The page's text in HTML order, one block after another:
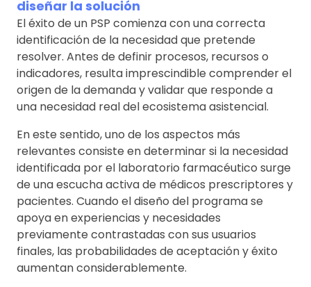
diseñar la solución
El éxito de un PSP comienza con una correcta
identificación de la necesidad que pretende
resolver. Antes de definir procesos, recursos o
indicadores, resulta imprescindible comprender el
origen de la demanda y validar que responde a
una necesidad real del ecosistema asistencial.
En este sentido, uno de los aspectos más
relevantes consiste en determinar si la necesidad
identificada por el laboratorio farmacéutico surge
de una escucha activa de médicos prescriptores y
pacientes. Cuando el diseño del programa se
apoya en experiencias y necesidades
previamente contrastadas con sus usuarios
finales, las probabilidades de aceptación y éxito
aumentan considerablemente.